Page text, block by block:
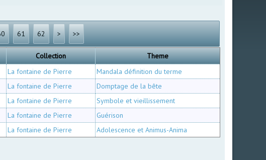
61 62 > >>
Collection
Theme
La fontaine de Pierre
Mandala définition du terme
La fontaine de Pierre
Domptage de la bête
La fontaine de Pierre
Symbole et vieillissement
La fontaine de Pierre
Guérison
La fontaine de Pierre Adolescence et Animus-Anima